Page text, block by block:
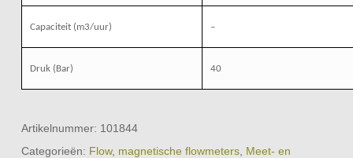
Capaciteit (m3/uur) –
Druk (Bar) 40
Artikelnummer: 101844
Categorieën: Flow, magnetische flowmeters, Meet- en